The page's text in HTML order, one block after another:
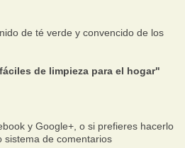
de té verde y convencido de los
de limpieza para el hogar"
y Google+, o si prefieres hacerlo
sistema de comentarios